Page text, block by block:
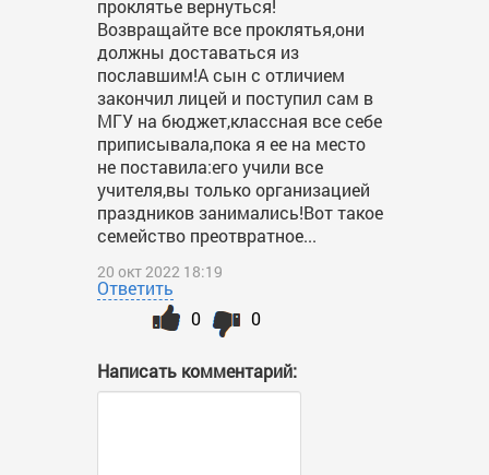
проклятье вернуться!
Возвращайте все проклятья,они
должны доставаться из
пославшим!А сын с отличием
закончил лицей и поступил сам в
МГУ на бюджет,классная все себе
приписывала,пока я ее на место
не поставила:его учили все
учителя,вы только организацией
праздников занимались!Вот такое
семейство преотвратное...
20 окт 2022 18:19
Ответить
0
0
Написать комментарий: